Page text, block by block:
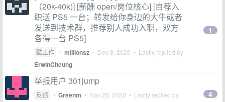
（20k-40k)] [薪酬 open/岗位核心] [自荐入
职送 PS5 一台；转发给你身边的大牛或者
发送到技术群，推荐别人成功入职，双方
各得一台 PS5]
酷工作 • millionsz • Dec 8, 2020 • Lastly replied by
ErwinCheung
1
举报用户 301jump
反馈 • Greenm • Nov 26, 2020 • Lastly replied by 4